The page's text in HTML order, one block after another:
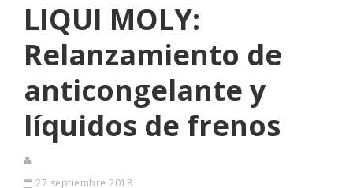
LIQUI MOLY:
Relanzamiento de
anticongelante y
líquidos de frenos
27 septiembre 2018